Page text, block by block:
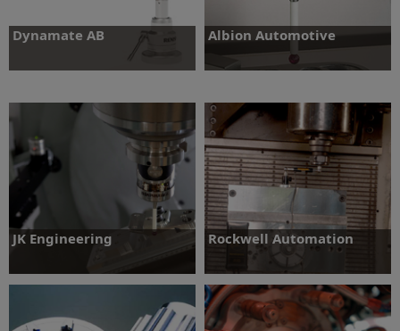
Dynamate AB
Daha fazlasını öğrenin
Albion Automotive
Daha fazlasını öğrenin
JK Engineering Rockwell Automation